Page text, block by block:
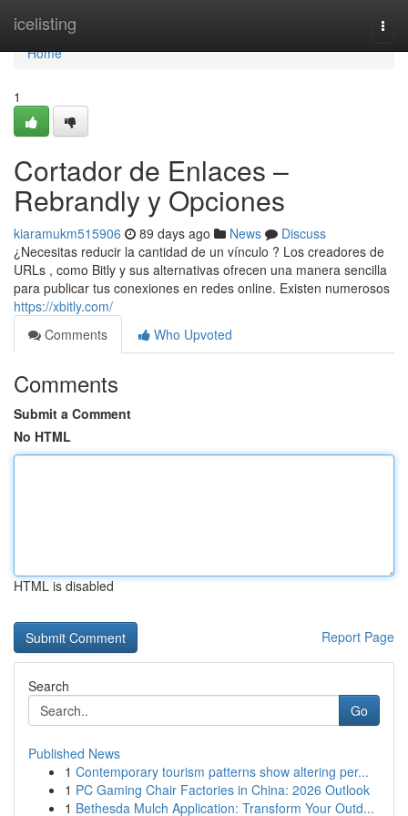
icelisting
Home
Home
1
Cortador de Enlaces –
Rebrandly y Opciones
kiaramukm515906 89 days ago News
Discuss
¿Necesitas reducir la cantidad de un vínculo ? Los creadores de
URLs , como Bitly y sus alternativas ofrecen una manera sencilla
para publicar tus conexiones en redes online. Existen numerosos
https://xbitly.com/
Comments
Who Upvoted
Comments
Submit a Comment
No HTML
HTML is disabled
Report Page
Search
Go
Published News
1 Contemporary tourism patterns show altering per...
1 PC Gaming Chair Factories in China: 2026 Outlook
1 Bethesda Mulch Application: Transform Your Outd...